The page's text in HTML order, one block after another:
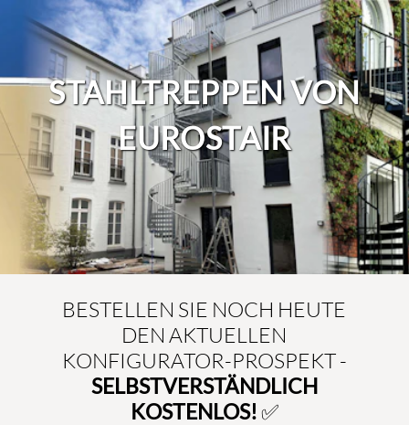
STAHLTREPPEN VON
EUROSTAIR
BESTELLEN SIE NOCH HEUTE
DEN AKTUELLEN
KONFIGURATOR-PROSPEKT -
SELBSTVERSTÄNDLICH
KOSTENLOS!✅